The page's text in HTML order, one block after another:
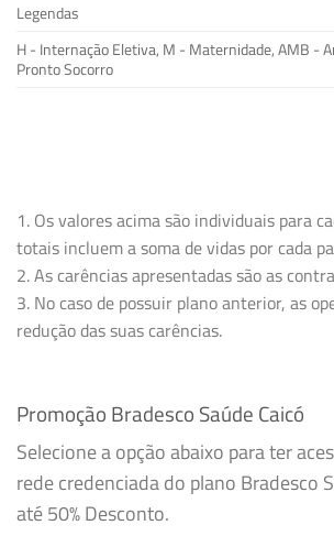
Legendas
H - Internação Eletiva, M - Maternidade, AMB -
Pronto Socorro
1. Os valores acima são individuais para
totais incluem a soma de vidas por cada
2. As carências apresentadas são as
3. No caso de possuir plano anterior, as
redução das suas carências.
Promoção Bradesco Saúde Caicó
Selecione a opção abaixo para ter
rede credenciada do plano Bradesco
até 50% Desconto.